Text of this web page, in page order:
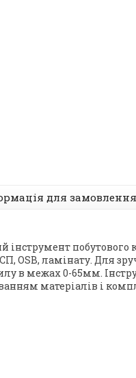
для замовлення
інструмент
OSB, ламінату. Для
в межах 0-65мм.
матеріалів і